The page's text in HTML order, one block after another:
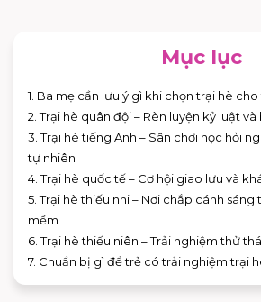
Mục lục
1. Ba mẹ cần lưu ý gì khi chọn trại hè
2. Trại hè quân đội – Rèn luyện kỷ luật và
3. Trại hè tiếng Anh – Sân chơi học hỏi
tự nhiên
4. Trại hè quốc tế – Cơ hội giao lưu và
5. Trại hè thiếu nhi – Nơi chắp cánh sáng
mềm
6. Trại hè thiếu niên – Trải nghiệm thử
7. Chuẩn bị gì để trẻ có trải nghiệm trại